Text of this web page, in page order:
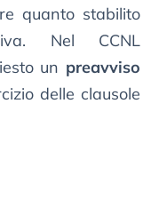
quanto stabilito
Nel CCNL
un preavviso
delle clausole